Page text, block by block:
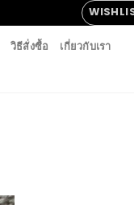
วิธีสั่งซื้อ เกี่ยวกับเรา